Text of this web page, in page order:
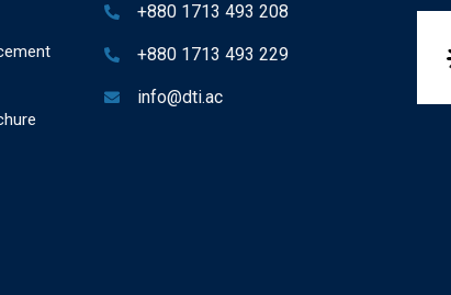
+880 1713 493 208
+880 1713 493 229
info@dti.ac